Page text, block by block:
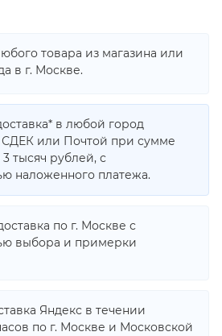
товара из магазина или
в г. Москве.
в любой город
или Почтой при сумме
3 тысяч рублей, с
наложенного платежа.
по г. Москве с
выбора и примерки
Яндекс в течении
по г. Москве и Московской